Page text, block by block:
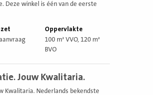
Deze winkel is één van de eerste
Oppervlakte
100 m² VVO, 120 m²
BVO
Jouw Kwalitaria.
Kwalitaria. Nederlands bekendste